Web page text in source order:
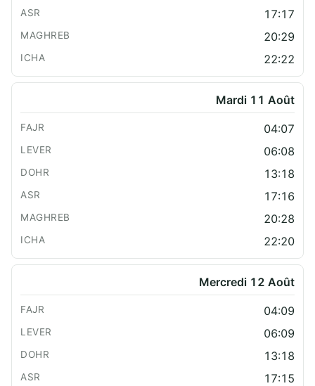
17:17
20:29
22:22
Mardi 11 Août
04:07
06:08
13:18
17:16
20:28
22:20
Mercredi 12 Août
04:09
06:09
13:18
17:15